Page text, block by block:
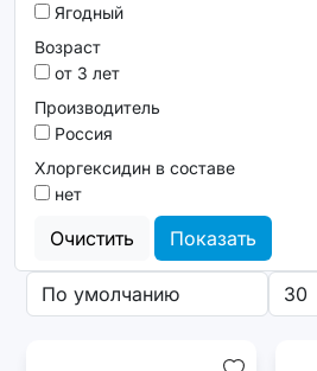
Ягодный
Возраст
от 3 лет
Производитель
Россия
Хлоргексидин в составе
нет
Очистить Показать